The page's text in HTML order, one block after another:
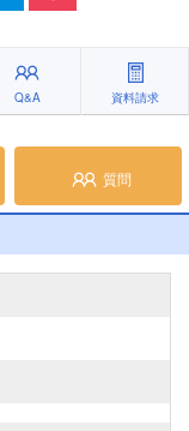
Q&A 資料請求
質問